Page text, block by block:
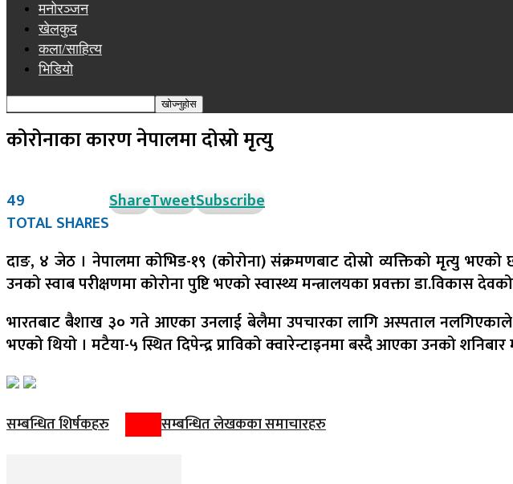
मनोरञ्जन
खेलकुद
कला/साहित्य
भिडियो
कोरोनाका कारण नेपालमा दोस्रो मृत्यु
49
TOTAL SHARES
ShareTweetSubscribe
दाङ, ४ जेठ । नेपालमा कोभिड-१९ (कोरोना) संक्रमणबाट दोस्रो व्यक्तिको मृत्यु
उनको स्वाब परीक्षणमा कोरोना पुष्टि भएको स्वास्थ्य मन्त्रालयका प्रवक्ता डा.विकास
भारतबाट बैशाख ३० गते आएका उनलाई बेलैमा उपचारका लागि अस्पताल
भएको थियो । मटैया-५ स्थित दिपेन्द्र प्राविको क्वारेन्टाइनमा बस्दै आएका उनको
सम्बन्धित शिर्षकहरु सम्बन्धित लेखकका समाचारहरु